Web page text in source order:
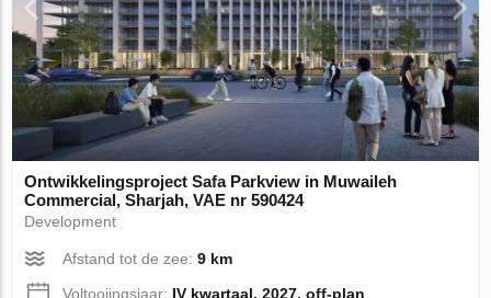
Ontwikkelingsproject Safa Parkview in Muwaileh
Commercial, Sharjah, VAE nr 590424
Development
Afstand tot de zee:9 km
Voltooiingsjaar: IV kwartaal, 2027, off-plan